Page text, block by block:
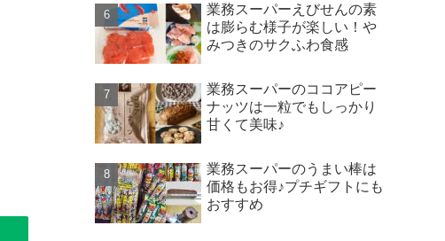
業務スーパーえびせんの素
は膨らむ様子が楽しい！や
みつきのサクふわ食感
業務スーパーのココアピー
ナッツは一粒でもしっかり
甘くて美味♪
業務スーパーのうまい棒は
価格もお得♪プチギフトにも
おすすめ